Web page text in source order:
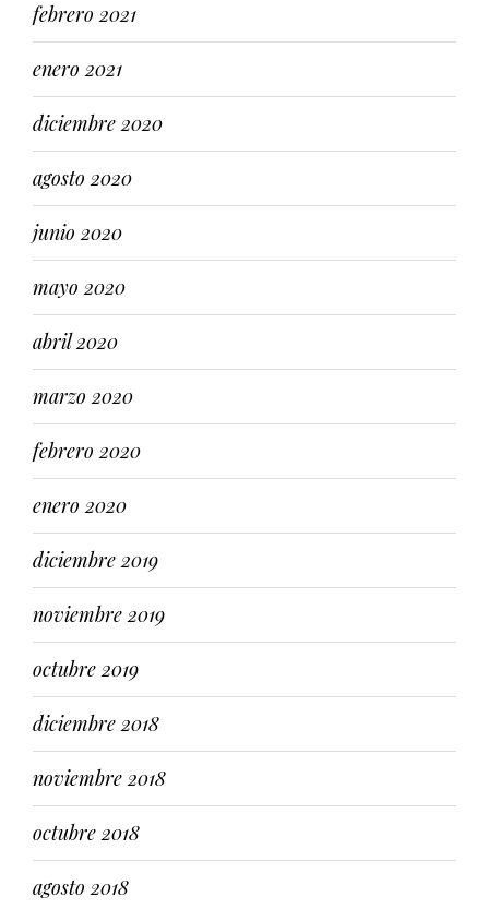
febrero 2021
enero 2021
diciembre 2020
agosto 2020
junio 2020
mayo 2020
abril 2020
marzo 2020
febrero 2020
enero 2020
diciembre 2019
noviembre 2019
octubre 2019
diciembre 2018
noviembre 2018
octubre 2018
agosto 2018